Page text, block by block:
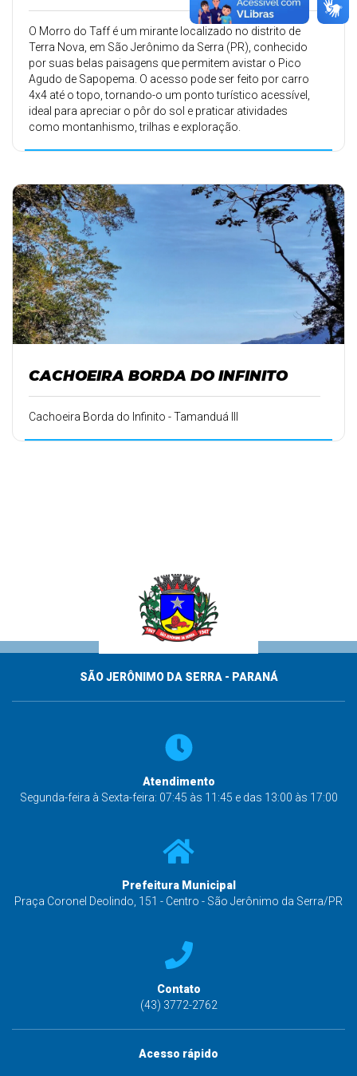
O Morro do Taff é um mirante localizado no distrito de
Terra Nova, em São Jerônimo da Serra (PR), conhecido
por suas belas paisagens que permitem avistar o Pico
Agudo de Sapopema. O acesso pode ser feito por carro
4x4 até o topo, tornando-o um ponto turístico acessível,
ideal para apreciar o pôr do sol e praticar atividades
como montanhismo, trilhas e exploração.
CACHOEIRA BORDA DO INFINITO
Cachoeira Borda do Infinito - Tamanduá III
SÃO JERÔNIMO DA SERRA - PARANÁ
Atendimento
Segunda-feira à Sexta-feira: 07:45 às 11:45 e das 13:00 às 17:00
Prefeitura Municipal
Praça Coronel Deolindo, 151 - Centro - São Jerônimo da Serra/PR
Contato
(43) 3772-2762
Acesso rápido